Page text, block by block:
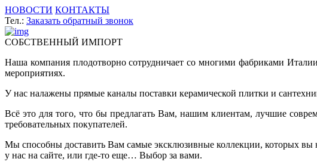
НОВОСТИ КОНТАКТЫ
Тел.: Заказать обратный звонок
СОБСТВЕННЫЙ ИМПОРТ
Наша компания плодотворно сотрудничает со многими фабриками
мероприятиях.
У нас налажены прямые каналы поставки керамической плитки и
Всё это для того, что бы предлагать Вам, нашим клиентам, лучшие
требовательных покупателей.
Мы способны доставить Вам самые эксклюзивные коллекции, которых вы
у нас на сайте, или где-то еще… Выбор за вами.